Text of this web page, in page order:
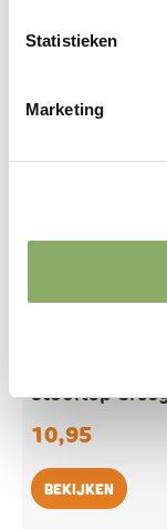
Statistieken
Marketing
Stooflap
10,95
Bekijken